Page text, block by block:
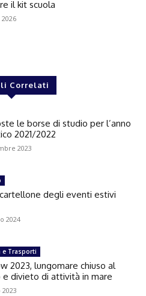
il kit scuola
Correlati
le borse di studio per l’anno
2021/2022
2023
degli eventi estivi
2024
e Trasporti
2023, lungomare chiuso al
e divieto di attività in mare